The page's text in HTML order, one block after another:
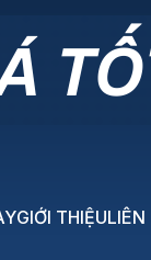
GIỚI THIỆULIÊN